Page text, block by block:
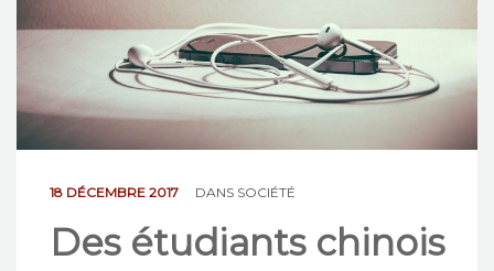
18 DÉCEMBRE 2017 DANS SOCIÉTÉ
Des étudiants chinois